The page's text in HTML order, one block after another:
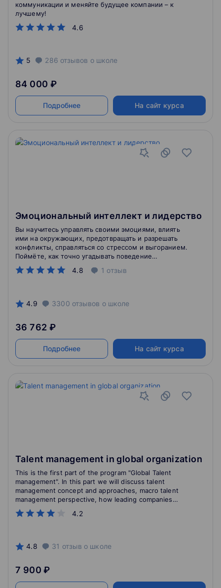
4.6
коммуникации и меняйте будущее компании – к
лучшему!
5 286 отзывов о школе
84 000 ₽
Подробнее На сайт курса
Эмоциональный интеллект и лидерство
4.8 1 отзыв
Вы научитесь управлять своими эмоциями, влиять
ими на окружающих, предотвращать и разрешать
конфликты, справляться со стрессом и выгоранием.
Поймёте, как точно угадывать поведение
собеседника, убеждать и вызывать доверие.
Сможете легко наладить отношения с коллегами и
4.9 3300 отзывов о школе
36 762 ₽
Подробнее На сайт курса
Talent management in global organization
4.2
This is the first part of the program "Global Talent
management". In this part we will discuss talent
management concept and approaches, macro talent
management perspective, how leading companies
manage their talent pool, and what challenges global
talent management faces in our turbulent world.
4.8 31 отзыв о школе
7 900 ₽